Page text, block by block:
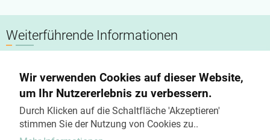
Weiterführende Informationen
Impressum
Kostenvoranschlag
Kontakt
Wir verwenden Cookies auf dieser Website,
um Ihr Nutzererlebnis zu verbessern.
Durch Klicken auf die Schaltfläche 'Akzeptieren'
stimmen Sie der Nutzung von Cookies zu..